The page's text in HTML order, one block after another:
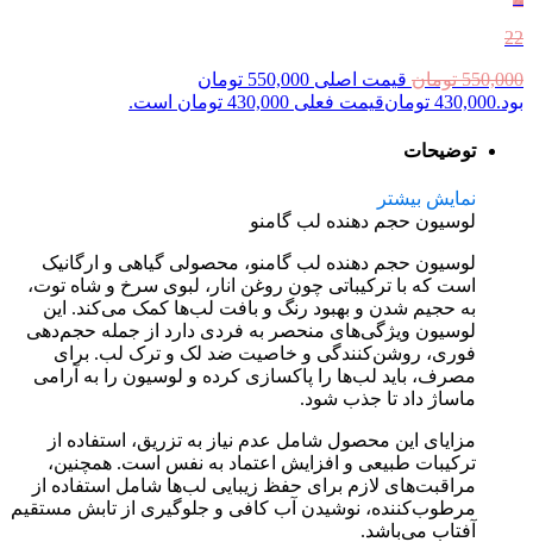
22
550,000 تومان
قیمت اصلی 550,000 تومان
بود.430,000 تومانقیمت فعلی 430,000 تومان است.
توضیحات
نمایش بیشتر
لوسیون حجم دهنده لب گامنو
لوسیون حجم دهنده لب گامنو، محصولی گیاهی و ارگانیک
است که با ترکیباتی چون روغن انار، لبوی سرخ و شاه توت،
به حجیم شدن و بهبود رنگ و بافت لب‌ها کمک می‌کند. این
لوسیون ویژگی‌های منحصر به فردی دارد از جمله حجم‌دهی
فوری، روشن‌کنندگی و خاصیت ضد لک و ترک لب. برای
مصرف، باید لب‌ها را پاکسازی کرده و لوسیون را به آرامی
ماساژ داد تا جذب شود.
مزایای این محصول شامل عدم نیاز به تزریق، استفاده از
ترکیبات طبیعی و افزایش اعتماد به نفس است. همچنین،
مراقبت‌های لازم برای حفظ زیبایی لب‌ها شامل استفاده از
مرطوب‌کننده، نوشیدن آب کافی و جلوگیری از تابش مستقیم
آفتاب می‌باشد.